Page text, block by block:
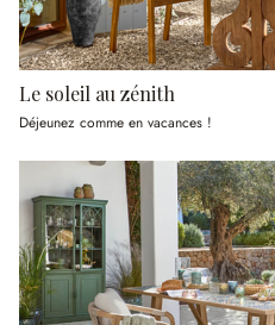
Le soleil au zénith
Déjeunez comme en vacances !